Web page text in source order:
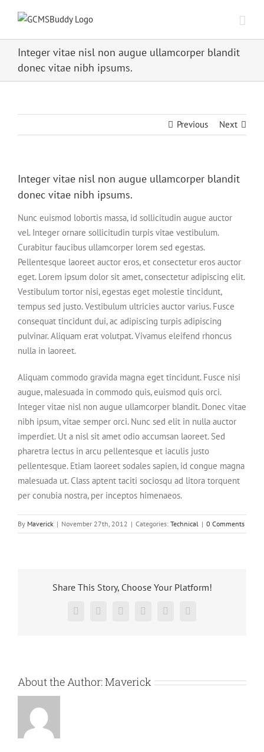
Integer vitae nisl non augue ullamcorper blandit
donec vitae nibh ipsums.
Previous Next
Integer vitae nisl non augue ullamcorper blandit
donec vitae nibh ipsums.
Nunc euismod lobortis massa, id sollicitudin augue auctor
vel. Integer ornare sollicitudin turpis vitae vestibulum.
Curabitur faucibus ullamcorper lorem sed egestas.
Pellentesque laoreet auctor eros, et consectetur eros auctor
eget. Lorem ipsum dolor sit amet, consectetur adipiscing elit.
Vestibulum tortor nisi, egestas eget molestie tincidunt,
tempus sed justo. Vestibulum ultricies auctor varius. Fusce
consequat tincidunt dui, ac adipiscing turpis adipiscing
pulvinar. Aliquam erat volutpat. Vivamus eleifend rhoncus
nulla in laoreet.
Aliquam commodo gravida magna eget tincidunt. Fusce nisi
augue, malesuada in commodo quis, euismod quis orci.
Integer vitae nisl non augue ullamcorper blandit. Donec vitae
nibh ipsum, vitae semper orci. Nunc sed elit in nulla auctor
imperdiet. Ut a nisl sit amet odio accumsan laoreet. Sed
pharetra lectus in arcu pellentesque et iaculis justo
pellentesque. Etiam laoreet sodales sapien, id congue magna
malesuada ut. Class aptent taciti sociosqu ad litora torquent
per conubia nostra, per inceptos himenaeos.
By Maverick | November 27th, 2012 | Categories: Technical | 0 Comments
Share This Story, Choose Your Platform!
About the Author:Maverick